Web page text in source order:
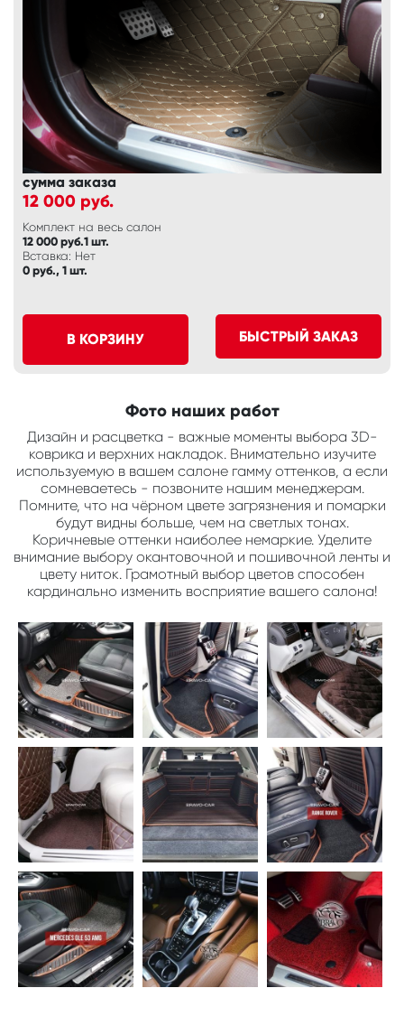
сумма заказа
12 000 руб.
Комплект на весь салон
12 000 руб.1 шт.
Вставка: Нет
0 руб., 1 шт.
В КОРЗИНУ БЫСТРЫЙ ЗАКАЗ
Фото наших работ
Дизайн и расцветка - важные моменты выбора 3D-
коврика и верхних накладок. Внимательно изучите
используемую в вашем салоне гамму оттенков, а если
сомневаетесь - позвоните нашим менеджерам.
Помните, что на чёрном цвете загрязнения и помарки
будут видны больше, чем на светлых тонах.
Коричневые оттенки наиболее немаркие. Уделите
внимание выбору окантовочной и пошивочной ленты и
цвету ниток. Грамотный выбор цветов способен
кардинально изменить восприятие вашего салона!